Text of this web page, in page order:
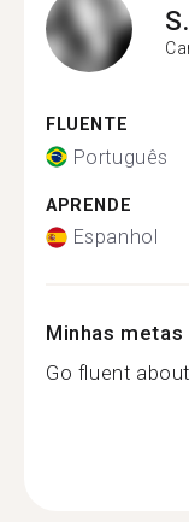
S.
FLUENTE
Português
APRENDE
Espanhol
Minhas
Go fluent